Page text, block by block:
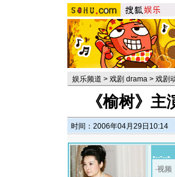
娱乐频道 > 戏剧 drama > 戏剧
《榆树》
时间：2006年04月29日10:14
·视频